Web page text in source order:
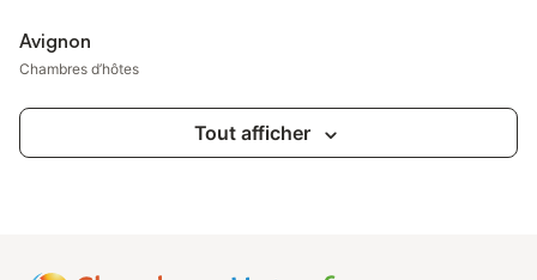
Avignon
Chambres d’hôtes
Tout afficher